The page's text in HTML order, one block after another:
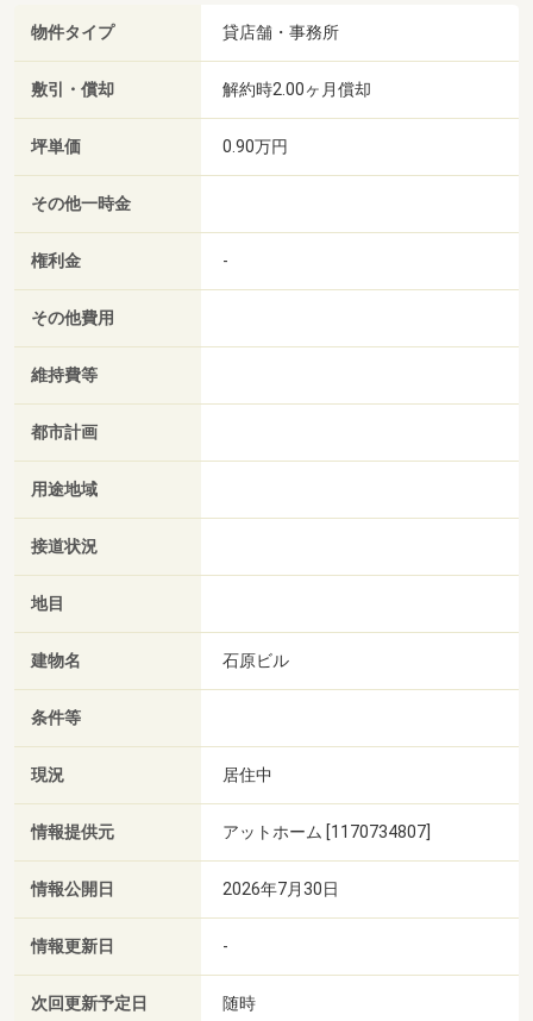
物件タイプ 貸店舗・事務所
敷引・償却 解約時2.00ヶ月償却
坪単価 0.90万円
その他一時金
権利金 -
その他費用
維持費等
都市計画
用途地域
接道状況
地目
建物名 石原ビル
条件等
現況 居住中
情報提供元 アットホーム [1170734807]
情報公開日 2026年7月30日
情報更新日 -
次回更新予定日 随時